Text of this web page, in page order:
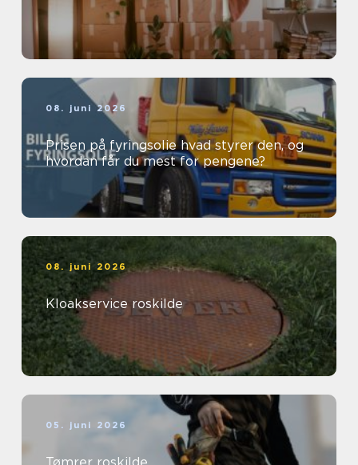
08. juni 2026
Prisen på fyringsolie hvad styrer den, og
hvordan får du mest for pengene?
08. juni 2026
Kloakservice roskilde
05. juni 2026